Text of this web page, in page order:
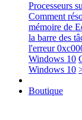
Processeurs
Comment
mémoire de
la barre des
l'erreur
Windows 10
Windows 10
Boutique